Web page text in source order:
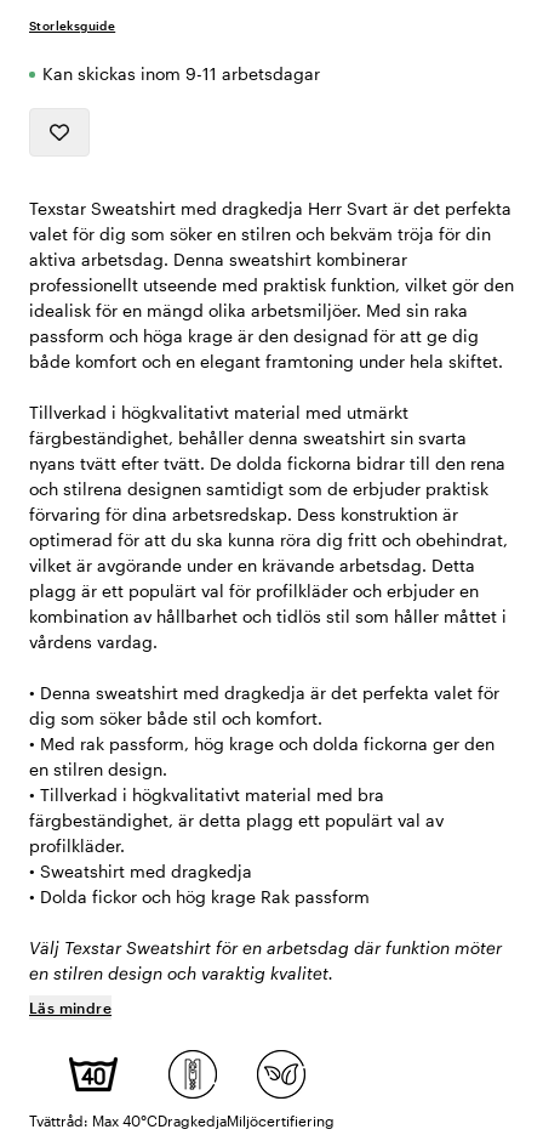
Storleksguide
Kan skickas inom 9-11 arbetsdagar
Texstar Sweatshirt med dragkedja Herr Svart är det perfekta
valet för dig som söker en stilren och bekväm tröja för din
aktiva arbetsdag. Denna sweatshirt kombinerar
professionellt utseende med praktisk funktion, vilket gör den
idealisk för en mängd olika arbetsmiljöer. Med sin raka
passform och höga krage är den designad för att ge dig
både komfort och en elegant framtoning under hela skiftet.
Tillverkad i högkvalitativt material med utmärkt
färgbeständighet, behåller denna sweatshirt sin svarta
nyans tvätt efter tvätt. De dolda fickorna bidrar till den rena
och stilrena designen samtidigt som de erbjuder praktisk
förvaring för dina arbetsredskap. Dess konstruktion är
optimerad för att du ska kunna röra dig fritt och obehindrat,
vilket är avgörande under en krävande arbetsdag. Detta
plagg är ett populärt val för profilkläder och erbjuder en
kombination av hållbarhet och tidlös stil som håller måttet i
vårdens vardag.
• Denna sweatshirt med dragkedja är det perfekta valet för
dig som söker både stil och komfort.
• Med rak passform, hög krage och dolda fickorna ger den
en stilren design.
• Tillverkad i högkvalitativt material med bra
färgbeständighet, är detta plagg ett populärt val av
profilkläder.
• Sweatshirt med dragkedja
• Dolda fickor och hög krage Rak passform
Välj Texstar Sweatshirt för en arbetsdag där funktion möter
en stilren design och varaktig kvalitet.
Läs mindre
Tvättråd: Max 40°CDragkedjaMiljöcertifiering